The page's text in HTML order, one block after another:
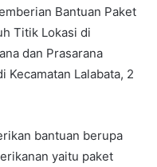
Bantuan Paket
Titik Lokasi di
dan Prasarana
Kecamatan Lalabata, 2
bantuan berupa
yaitu paket